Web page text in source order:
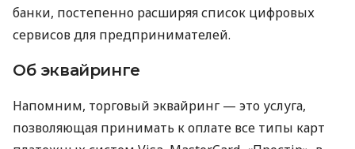
банки, постепенно расширяя список цифровых
сервисов для предпринимателей.
Об эквайринге
Напомним, торговый эквайринг — это услуга,
позволяющая принимать к оплате все типы карт